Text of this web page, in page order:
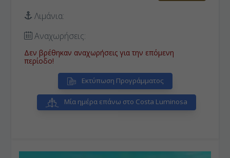
Λιμάνια:
Αναχωρήσεις:
Δεν βρέθηκαν αναχωρήσεις για την επόμενη
περίοδο!
Εκτύπωση Προγράμματος
Μία ημέρα επάνω στο Costa Luminosa